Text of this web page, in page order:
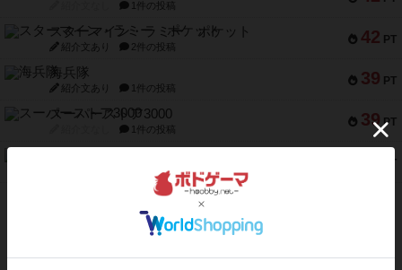
1件の投稿
42 PT
スターマイン・ラミー ポケット
紹介文あり 2件の投稿
39 PT
海兵隊
紹介文あり 1件の投稿
39 PT
スーパーストア3000
1件の投稿
PT
2件の投稿
※Apple、Apple のロゴ は、米国および他の国々で登録されたApple Inc.の商標です。
※App Store は、Apple Inc.のサービスマークです。
※Android は、グーグル インコーポレイテッドの商標または登録商標です。